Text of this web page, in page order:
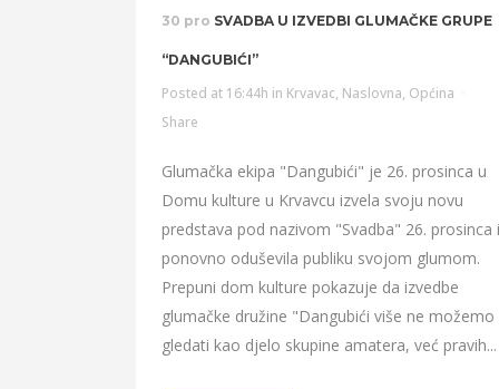
30 pro SVADBA U IZVEDBI GLUMAČKE GRUPE
“DANGUBIĆI”
Posted at 16:44h in Krvavac, Naslovna, Općina
Share
Glumačka ekipa "Dangubići" je 26. prosinca u
Domu kulture u Krvavcu izvela svoju novu
predstava pod nazivom "Svadba" 26. prosinca i
ponovno oduševila publiku svojom glumom.
Prepuni dom kulture pokazuje da izvedbe
glumačke družine "Dangubići više ne možemo
gledati kao djelo skupine amatera, već pravih...